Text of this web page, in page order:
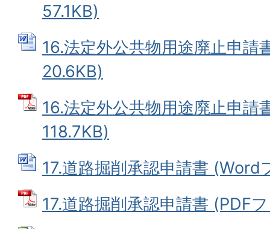
57.1KB)
16.法定外公共物用途廃止申請
20.6KB)
16.法定外公共物用途廃止申請
118.7KB)
17.道路掘削承認申請書 (Word
17.道路掘削承認申請書 (PDF